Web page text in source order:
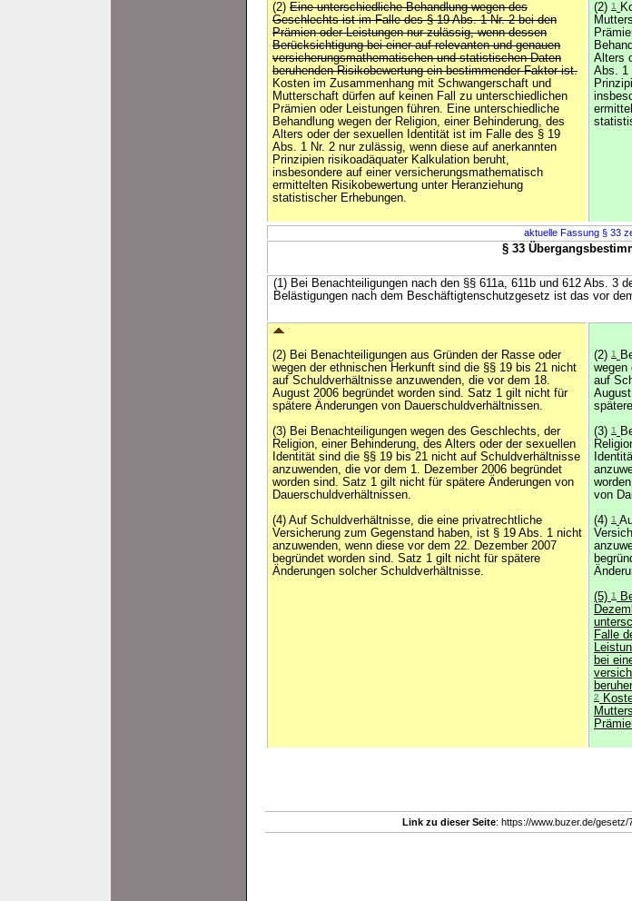
(2) Eine unterschiedliche Behandlung wegen des
Geschlechts ist im Falle des § 19 Abs. 1 Nr. 2 bei den
Prämien oder Leistungen nur zulässig, wenn dessen
Berücksichtigung bei einer auf relevanten und genauen
versicherungsmathematischen und statistischen Daten
beruhenden Risikobewertung ein bestimmender Faktor ist.
Kosten im Zusammenhang mit Schwangerschaft und
Mutterschaft dürfen auf keinen Fall zu unterschiedlichen
Prämien oder Leistungen führen. Eine unterschiedliche
Behandlung wegen der Religion, einer Behinderung, des
Alters oder der sexuellen Identität ist im Falle des § 19
Abs. 1 Nr. 2 nur zulässig, wenn diese auf anerkannten
Prinzipien risikoadäquater Kalkulation beruht,
insbesondere auf einer versicherungsmathematisch
ermittelten Risikobewertung unter Heranziehung
statistischer Erhebungen.
(2) 1
Alters
Abs. 1
aktuelle Fassung § 33
§ 33
(1) Bei Benachteiligungen nach den §§ 611a, 611b und 612 Abs. 3
Belästigungen nach dem Beschäftigtenschutzgesetz ist das vor
(2) Bei Benachteiligungen aus Gründen der Rasse oder
wegen der ethnischen Herkunft sind die §§ 19 bis 21 nicht
auf Schuldverhältnisse anzuwenden, die vor dem 18.
August 2006 begründet worden sind. Satz 1 gilt nicht für
spätere Änderungen von Dauerschuldverhältnissen.
(3) Bei Benachteiligungen wegen des Geschlechts, der
Religion, einer Behinderung, des Alters oder der sexuellen
Identität sind die §§ 19 bis 21 nicht auf Schuldverhältnisse
anzuwenden, die vor dem 1. Dezember 2006 begründet
worden sind. Satz 1 gilt nicht für spätere Änderungen von
Dauerschuldverhältnissen.
(4) Auf Schuldverhältnisse, die eine privatrechtliche
Versicherung zum Gegenstand haben, ist § 19 Abs. 1 nicht
anzuwenden, wenn diese vor dem 22. Dezember 2007
begründet worden sind. Satz 1 gilt nicht für spätere
Änderungen solcher Schuldverhältnisse.
(2) 1
wegen
auf
(3) 1
von
(4) 1
(5) 1
Falle
bei
2
Link zu dieser Seite: https://www.buzer.de/